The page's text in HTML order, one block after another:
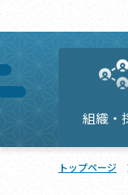
組織・
トップページ